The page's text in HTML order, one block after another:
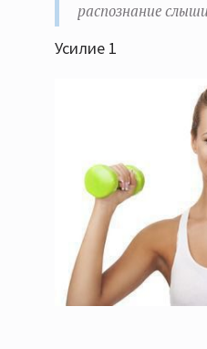
распознание
Усилие 1